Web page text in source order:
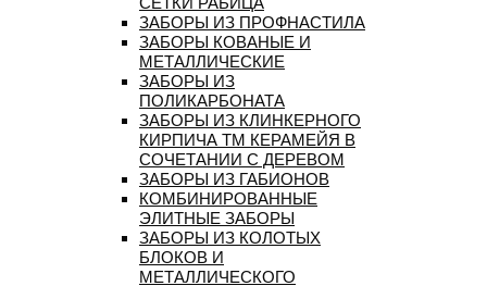
ЗАБОРЫ ИЗ ПРОФНАСТИЛА
ЗАБОРЫ КОВАНЫЕ И
МЕТАЛЛИЧЕСКИЕ
ЗАБОРЫ ИЗ
ПОЛИКАРБОНАТА
ЗАБОРЫ ИЗ КЛИНКЕРНОГО
КИРПИЧА ТМ КЕРАМЕЙЯ В
СОЧЕТАНИИ С ДЕРЕВОМ
ЗАБОРЫ ИЗ ГАБИОНОВ
КОМБИНИРОВАННЫЕ
ЭЛИТНЫЕ ЗАБОРЫ
ЗАБОРЫ ИЗ КОЛОТЫХ
БЛОКОВ И
МЕТАЛЛИЧЕСКОГО